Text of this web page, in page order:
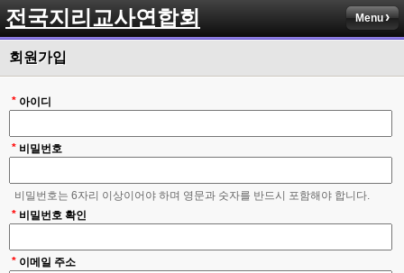
전국지리교사연합회 Menu
회원가입
아이디
*
비밀번호
*
비밀번호는 6자리 이상이어야 하며 영문과 숫자를 반드시 포함해야 합니다.
비밀번호 확인
*
* 이메일 주소